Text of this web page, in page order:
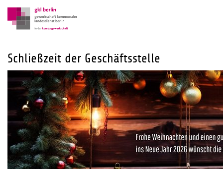
Schließzeit der Geschäftsstelle